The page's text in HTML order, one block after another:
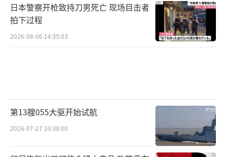
日本警察开枪致持刀男死亡 现场目击者
拍下过程
2026-08-06 14:35:03
第13艘055大驱开始试航
2026-07-27 10:38:00